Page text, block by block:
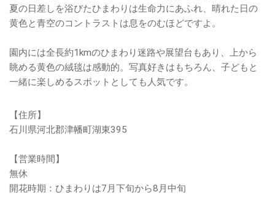
夏の日差しを浴びたひまわりは生命力にあふれ、晴れた日の
黄色と青空のコントラストは息をのむほどですよ。
園内には全長約1kmのひまわり迷路や展望台もあり、上から
眺める黄色の絨毯は感動的。写真好きはもちろん、子どもと
一緒に楽しめるスポットとしても人気です。
【住所】
石川県河北郡津幡町湖東395
【営業時間】
無休
開花時期：ひまわりは7月下旬から8月中旬